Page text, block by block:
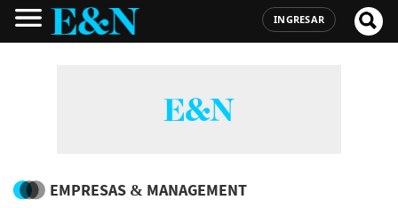
INGRESAR
EMPRESAS & MANAGEMENT